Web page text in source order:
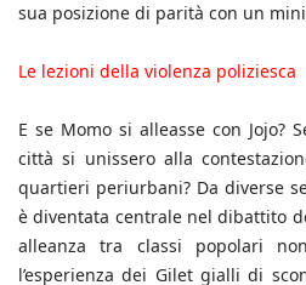
sua posizione di parità con un
Le lezioni della violenza poliziesca
E se Momo si alleasse con Jojo?
città si unissero alla
quartieri periurbani? Da diverse
è diventata centrale nel dibattito
alleanza tra classi popolari
l’esperienza dei Gilet gialli di